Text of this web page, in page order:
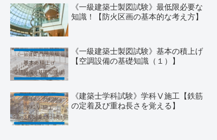
《一級建築士製図試験》最低限必要な
知識！【防火区画の基本的な考え方】
《一級建築士製図試験》基本の積上げ
【空調設備の基礎知識（１）】
《建築士学科試験》学科Ⅴ施工【鉄筋
の定着及び重ね長さを覚える】